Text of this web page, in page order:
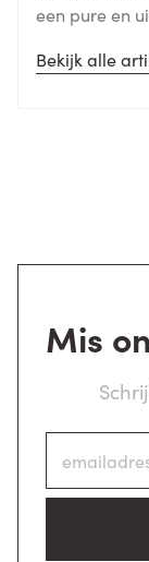
een pure en
Bekijk alle
Mis